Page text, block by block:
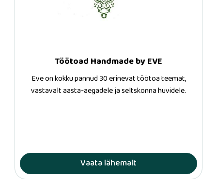
Töötoad Handmade by EVE
Eve on kokku pannud 30 erinevat töötoa teemat,
vastavalt aasta-aegadele ja seltskonna huvidele.
Vaata lähemalt